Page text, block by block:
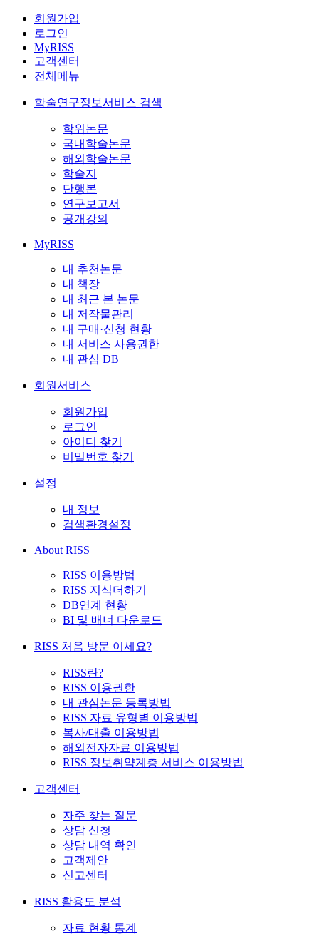
회원가입
로그인
MyRISS
고객센터
전체메뉴
학술연구정보서비스 검색
학위논문
국내학술논문
해외학술논문
학술지
단행본
연구보고서
공개강의
MyRISS
내 추천논문
내 책장
내 최근 본 논문
내 저작물관리
내 구매·신청 현황
내 서비스 사용권한
내 관심 DB
회원서비스
회원가입
로그인
아이디 찾기
비밀번호 찾기
설정
내 정보
검색환경설정
About RISS
RISS 이용방법
RISS 지식더하기
DB연계 현황
BI 및 배너 다운로드
RISS 처음 방문 이세요?
RISS란?
RISS 이용권한
내 관심논문 등록방법
RISS 자료 유형별 이용방법
복사/대출 이용방법
해외전자자료 이용방법
RISS 정보취약계층 서비스 이용방법
고객센터
자주 찾는 질문
상담 신청
상담 내역 확인
고객제안
신고센터
RISS 활용도 분석
자료 현황 통계